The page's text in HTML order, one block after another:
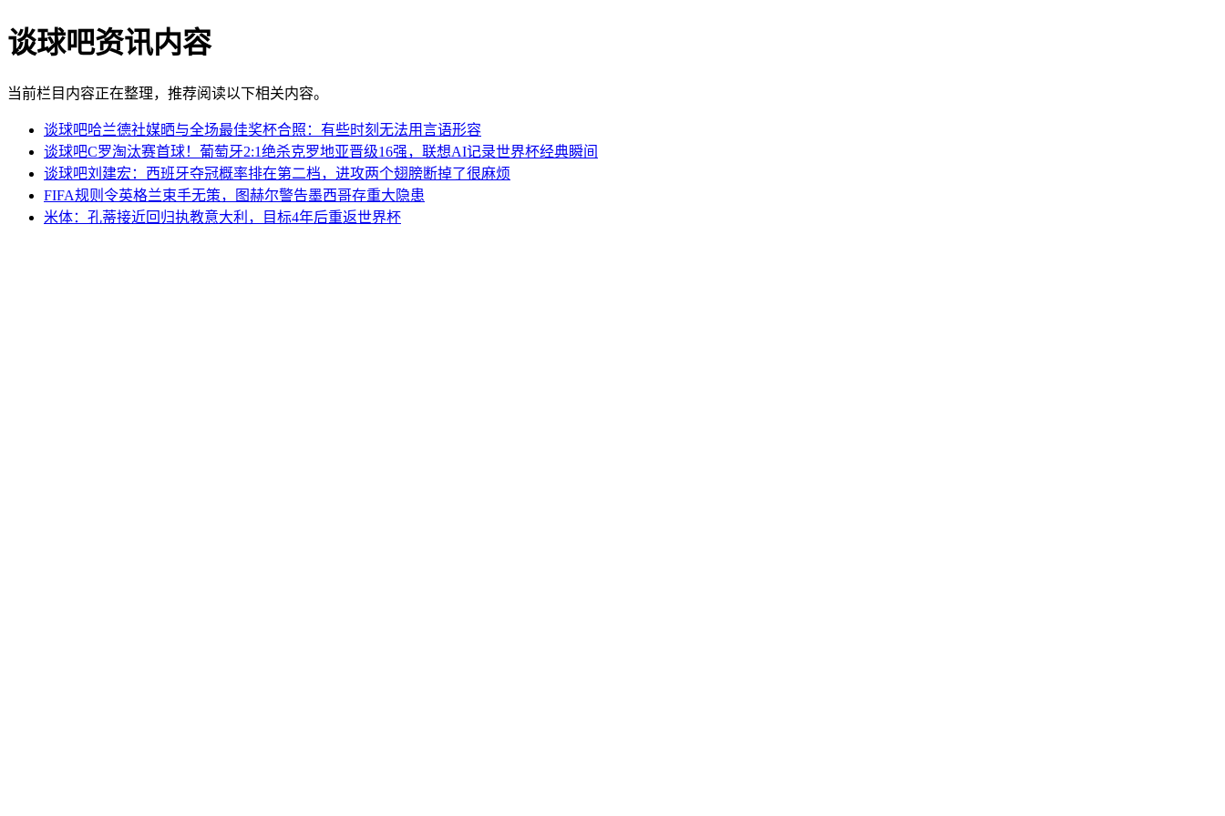
谈球吧资讯内容
当前栏目内容正在整理，推荐阅读以下相关内容。
谈球吧哈兰德社媒晒与全场最佳奖杯合照：有些时刻无法用言语形容
谈球吧C罗淘汰赛首球！葡萄牙2:1绝杀克罗地亚晋级16强，联想AI记录世界杯经典瞬间
谈球吧刘建宏：西班牙夺冠概率排在第二档，进攻两个翅膀断掉了很麻烦
FIFA规则令英格兰束手无策，图赫尔警告墨西哥存重大隐患
米体：孔蒂接近回归执教意大利，目标4年后重返世界杯